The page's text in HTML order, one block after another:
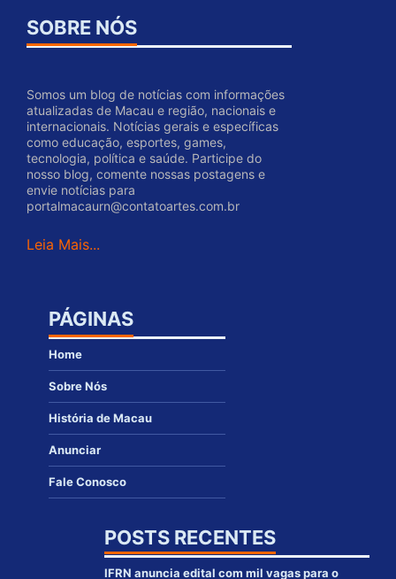
SOBRE NÓS
Somos um blog de notícias com informações
atualizadas de Macau e região, nacionais e
internacionais. Notícias gerais e específicas
como educação, esportes, games,
tecnologia, política e saúde. Participe do
nosso blog, comente nossas postagens e
envie notícias para
portalmacaurn@contatoartes.com.br
Leia Mais...
PÁGINAS
Home
Sobre Nós
História de Macau
Anunciar
Fale Conosco
POSTS RECENTES
IFRN anuncia edital com mil vagas para o